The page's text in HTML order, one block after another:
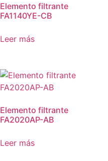
Elemento filtrante
FA1140YE-CB
Leer más
Elemento filtrante
FA2020AP-AB
Leer más